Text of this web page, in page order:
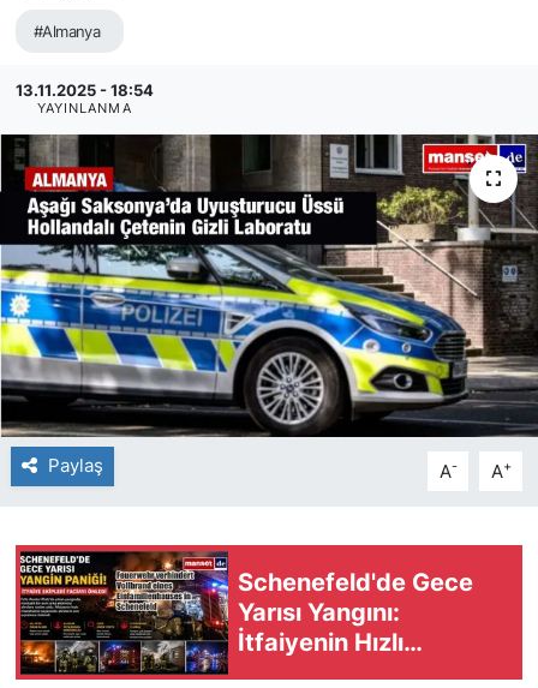
#Almanya
13.11.2025 - 18:54
YAYINLANMA
Paylaş A- A+
Schenefeld'de Gece
Yarısı Yangını:
İtfaiyenin Hızlı
Müdahalesi Faciayı